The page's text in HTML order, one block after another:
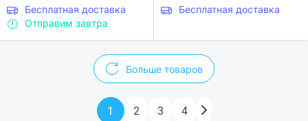
Бесплатная доставка
Отправим завтра
Бесплатная доставка
Больше товаров
1 2 3 4